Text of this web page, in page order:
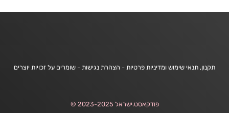
תקנון, תנאי שימוש ומדיניות פרטיות - הצהרת נגישות - שומרים על זכויות יוצרים
פודקאסט.ישראל 2023-2025 ©